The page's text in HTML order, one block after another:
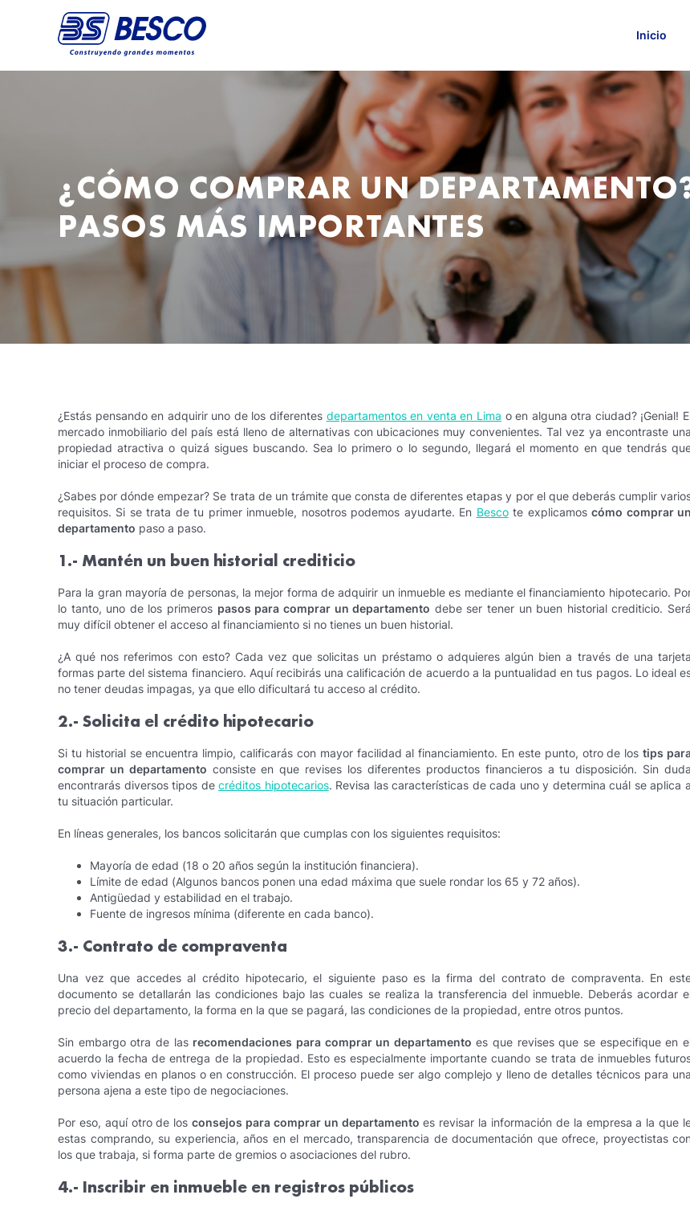
Inicio
¿CÓMO COMPRAR UN
PASOS MÁS IMPORTANTES
¿Estás pensando en adquirir uno de los diferentes departamentos en venta en Lima o en alguna otra ciudad? ¡Genial!
mercado inmobiliario del país está lleno de alternativas con ubicaciones muy convenientes. Tal vez ya encontraste una
propiedad atractiva o quizá sigues buscando. Sea lo primero o lo segundo, llegará el momento en que tendrás
iniciar el proceso de compra.
¿Sabes por dónde empezar? Se trata de un trámite que consta de diferentes etapas y por el que deberás cumplir
requisitos. Si se trata de tu primer inmueble, nosotros podemos ayudarte. En Bescote explicamoscómo comprar un
departamento paso a paso.
1.- Mantén un buen historial crediticio
Para la gran mayoría de personas, la mejor forma de adquirir un inmueble es mediante el financiamiento hipotecario.
lo tanto, uno de los primeros pasos para comprar un departamento debe ser tener un buen historial crediticio. Será
muy difícil obtener el acceso al financiamiento si no tienes un buen historial.
¿A qué nos referimos con esto? Cada vez que solicitas un préstamo o adquieres algún bien a través de una tarjeta
formas parte del sistema financiero. Aquí recibirás una calificación de acuerdo a la puntualidad en tus pagos. Lo ideal
no tener deudas impagas, ya que ello dificultará tu acceso al crédito.
2.- Solicita el crédito hipotecario
Si tu historial se encuentra limpio, calificarás con mayor facilidad al financiamiento. En este punto, otro de lostips
comprar un departamento consiste en que revises los diferentes productos financieros a tu disposición. Sin duda
encontrarás diversos tipos decréditos hipotecarios. Revisa las características de cada uno y determina cuál se aplica a
tu situación particular.
En líneas generales, los bancos solicitarán que cumplas con los siguientes requisitos:
Mayoría de edad (18 o 20 años según la institución financiera).
Límite de edad (Algunos bancos ponen una edad máxima que suele rondar los 65 y 72 años).
Antigüedad y estabilidad en el trabajo.
Fuente de ingresos mínima (diferente en cada banco).
3.- Contrato de compraventa
Una vez que accedes al crédito hipotecario, el siguiente paso es la firma del contrato de compraventa. En
documento se detallarán las condiciones bajo las cuales se realiza la transferencia del inmueble. Deberás acordar
precio del departamento, la forma en la que se pagará, las condiciones de la propiedad, entre otros puntos.
Sin embargo otra de las recomendaciones para comprar un departamento es que revises que se especifique en
acuerdo la fecha de entrega de la propiedad. Esto es especialmente importante cuando se trata de inmuebles
como viviendas en planos o en construcción. El proceso puede ser algo complejo y lleno de detalles técnicos para una
persona ajena a este tipo de negociaciones.
Por eso, aquí otro de losconsejos para comprar un departamento es revisar la información de la empresa a la que
estas comprando, su experiencia, años en el mercado, transparencia de documentación que ofrece, proyectistas con
los que trabaja, si forma parte de gremios o asociaciones del rubro.
4.- Inscribir en inmueble en registros públicos